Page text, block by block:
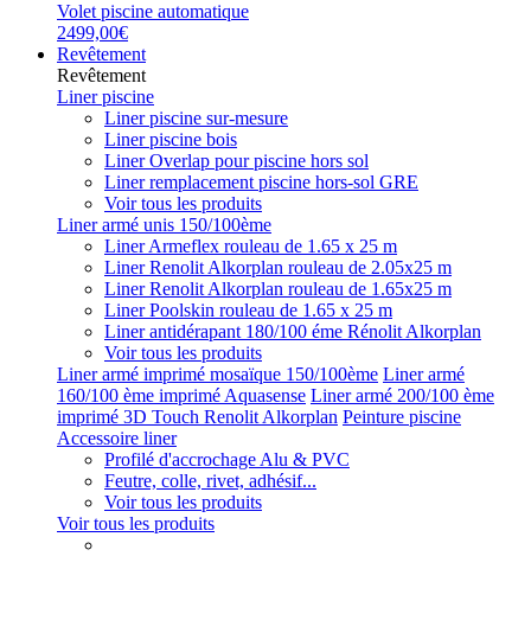
Volet piscine automatique
2499,00€
Revêtement
Revêtement
Liner piscine
Liner piscine sur-mesure
Liner piscine bois
Liner Overlap pour piscine hors sol
Liner remplacement piscine hors-sol GRE
Voir tous les produits
Liner armé unis 150/100ème
Liner Armeflex rouleau de 1.65 x 25 m
Liner Renolit Alkorplan rouleau de 2.05x25 m
Liner Renolit Alkorplan rouleau de 1.65x25 m
Liner Poolskin rouleau de 1.65 x 25 m
Liner antidérapant 180/100 éme Rénolit Alkorplan
Voir tous les produits
Liner armé imprimé mosaïque 150/100ème Liner armé
160/100 ème imprimé Aquasense Liner armé 200/100 ème
imprimé 3D Touch Renolit Alkorplan Peinture piscine
Accessoire liner
Profilé d'accrochage Alu & PVC
Feutre, colle, rivet, adhésif...
Voir tous les produits
Voir tous les produits